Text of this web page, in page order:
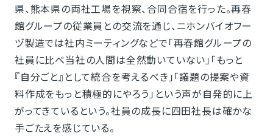
県、熊本県の両社工場を視察、合同合宿を行った。再春
館グループの従業員との交流を通じ、ニホンバイオフー
ヅ製造では社内ミーティングなどで「再春館グループの
社員に比べ当社の人間は全然動いていない」「もっと
『自分ごと』として統合を考えるべき」「議題の提案や資
料作成をもっと積極的にやろう」という声が自発的に上
がってきているという。社員の成長に四田社長は確かな
手ごたえを感じている。